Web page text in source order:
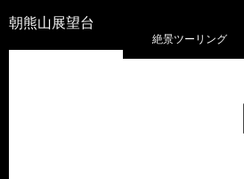
朝熊山展望台
絶景ツーリング